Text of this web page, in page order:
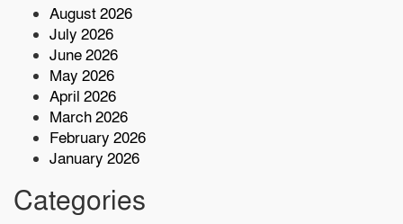
বাগেরহাটে চুরি ও ছিনতাই হওয়া
গ্রেপ্তার
August 2026
July 2026
June 2026
May 2026
April 2026
March 2026
February 2026
January 2026
Categories